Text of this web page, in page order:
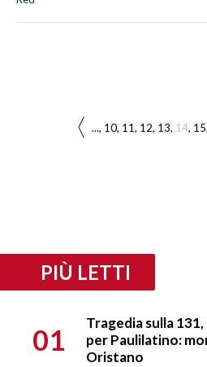
... 10 11 12 13 14 15
PIÙ LETTI
01
Tragedia sulla
per Paulilatino:
Oristano